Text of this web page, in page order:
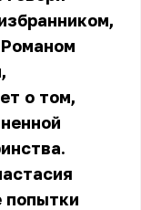
о том,
попытки